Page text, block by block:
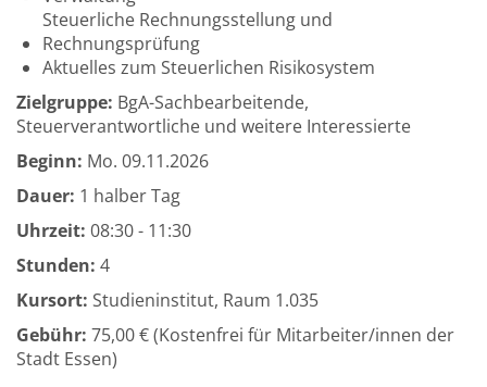
Steuerliche Rechnungsstellung und
Rechnungsprüfung
Aktuelles zum Steuerlichen Risikosystem
Zielgruppe: BgA-Sachbearbeitende,
Steuerverantwortliche und weitere Interessierte
Beginn: Mo. 09.11.2026
Dauer: 1 halber Tag
Uhrzeit: 08:30 - 11:30
Stunden: 4
Kursort: Studieninstitut, Raum 1.035
Gebühr: 75,00 € (Kostenfrei für Mitarbeiter/innen der
Stadt Essen)